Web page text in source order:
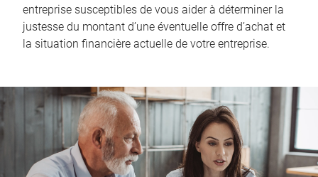
entreprise susceptibles de vous aider à déterminer la
justesse du montant d’une éventuelle offre d’achat et
la situation financière actuelle de votre entreprise.